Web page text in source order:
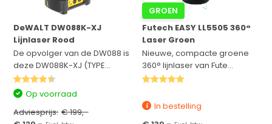
DeWALT DW088K-XJ
Lijnlaser Rood
De opvolger van de DW088 is
deze DW088K-XJ (TYPE...
Op voorraad
Adviesprijs: € 199,-
GROEN
Futech EASY LL5505 360°
Laser Groen
Nieuwe, compacte groene
360° lijnlaser van Fute...
In bestelling